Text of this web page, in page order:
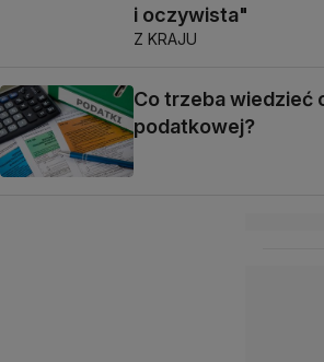
i oczywista"
Z KRAJU
Co trzeba wiedzieć
podatkowej?